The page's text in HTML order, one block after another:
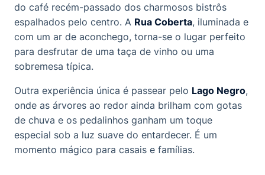
do café recém-passado dos charmosos bistrôs
espalhados pelo centro. A Rua Coberta, iluminada e
com um ar de aconchego, torna-se o lugar perfeito
para desfrutar de uma taça de vinho ou uma
sobremesa típica.
Outra experiência única é passear pelo Lago Negro,
onde as árvores ao redor ainda brilham com gotas
de chuva e os pedalinhos ganham um toque
especial sob a luz suave do entardecer. É um
momento mágico para casais e famílias.